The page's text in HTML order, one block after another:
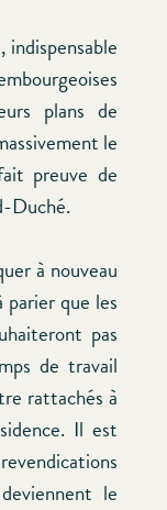
plans de
le
preuve de
Duché.
à nouveau
que les
pas
de travail
rattachés à
Il est
le